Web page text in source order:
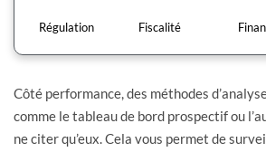
Régulation Fiscalité
Côté performance, des méthodes
comme le tableau de bord prospectif ou
ne citer qu’eux. Cela vous permet de